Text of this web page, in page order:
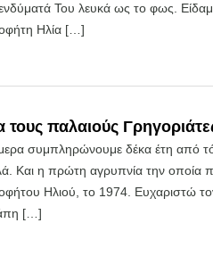
Του λευκά ως το φως.
Ηλία […]
τους παλαιούς
συμπληρώνουμε δέκα έτη από
Και η πρώτη αγρυπνία την οποία
Ηλιού, το 1974. Ευχαριστώ
[…]